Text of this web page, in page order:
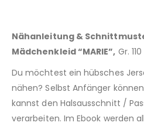
Nähanleitung &
Mädchenkleid “MARIE”, Gr.
Du möchtest ein hübsches
nähen? Selbst Anfänger
kannst den Halsausschnitt /
verarbeiten. Im Ebook werden